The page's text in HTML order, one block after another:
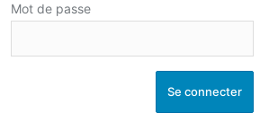
Mot de passe